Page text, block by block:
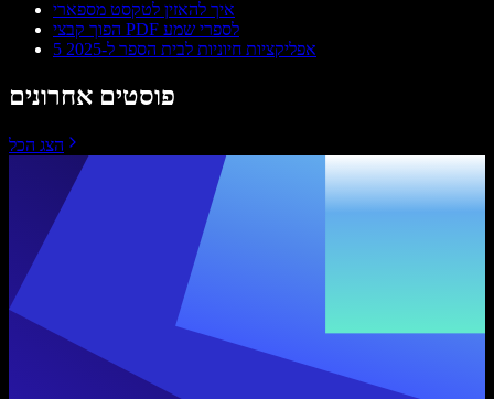
איך להאזין לטקסט מספארי
הפוך קבצי PDF לספרי שמע
5 אפליקציות חיוניות לבית הספר ל-2025
פוסטים אחרונים
הצג הכל